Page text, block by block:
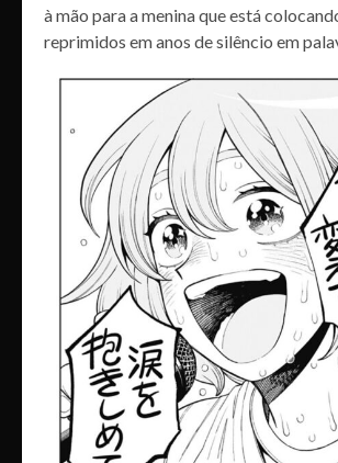
à mão para a menina que está
reprimidos em anos de silêncio em